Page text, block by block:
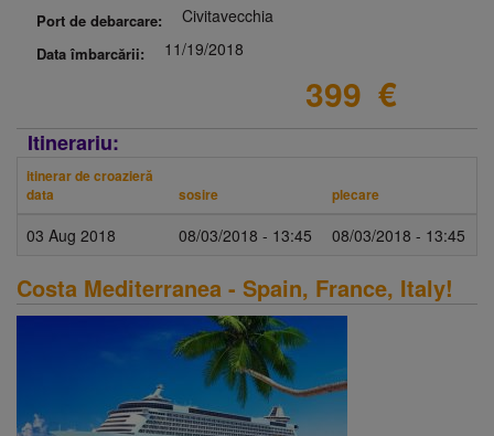
Port de debarcare: Civitavecchia
Data îmbarcării: 11/19/2018
399 €
Itinerariu:
itinerar de croazieră
data
sosire plecare
03 Aug 2018 08/03/2018 - 13:45 08/03/2018 - 13:45
Costa Mediterranea - Spain, France, Italy!